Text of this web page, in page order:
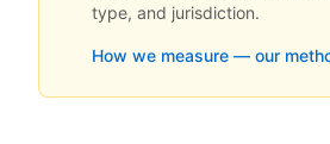
type, and jurisdiction.
How we measure — our